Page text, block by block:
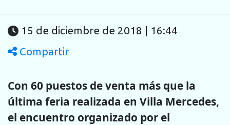
15 de diciembre de 2018 | 16:44
Compartir
Con 60 puestos de venta más que la
última feria realizada en Villa Mercedes,
el encuentro organizado por el